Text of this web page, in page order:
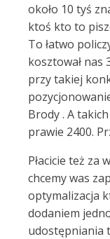
około 10 tyś
ktoś kto to
To łatwo
kosztował nas
przy takiej
Brody . A
prawie 2400.
Płacicie też za
chcemy was
optymalizacja
dodaniem
udostępniania